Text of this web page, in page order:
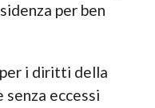
per ben
per i diritti della
eccessi